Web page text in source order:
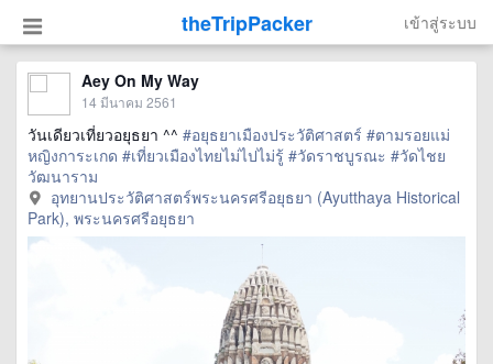
theTripPacker เข้าสู่ระบบ
Aey On My Way
14 มีนาคม 2561
วันเดียวเที่ยวอยุธยา ^^ #อยุธยาเมืองประวัติศาสตร์ #ตามรอยแม่
หญิงการะเกด #เที่ยวเมืองไทยไม่ไปไม่รู้ #วัดราชบูรณะ #วัดไชย
วัฒนาราม
อุทยานประวัติศาสตร์พระนครศรีอยุธยา (Ayutthaya Historical
Park), พระนครศรีอยุธยา